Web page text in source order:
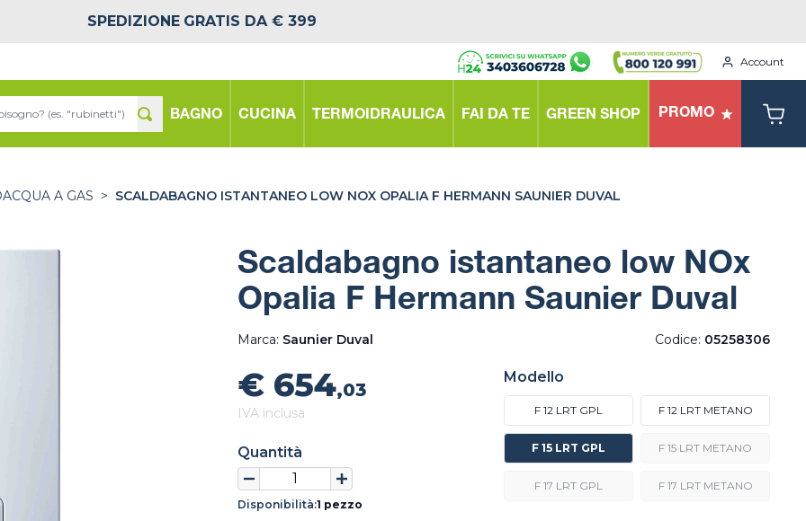
SPEDIZIONE GRATIS DA € 399
Account
BAGNO CUCINA TERMOIDRAULICA FAI DA TE GREEN SHOP PROMO
A GAS > SCALDABAGNO ISTANTANEO LOW NOX OPALIA F HERMANN SAUNIER DUVAL
Scaldabagno istantaneo low NOx
Opalia F Hermann Saunier Duval
Marca: Saunier Duval Codice: 05258306
€ 654,03
IVA inclusa
Quantità
Disponibilità:1 pezzo
Modello
F 12 LRT GPL F 12 LRT METANO
F 15 LRT GPL F 15 LRT METANO
F 17 LRT GPL F 17 LRT METANO